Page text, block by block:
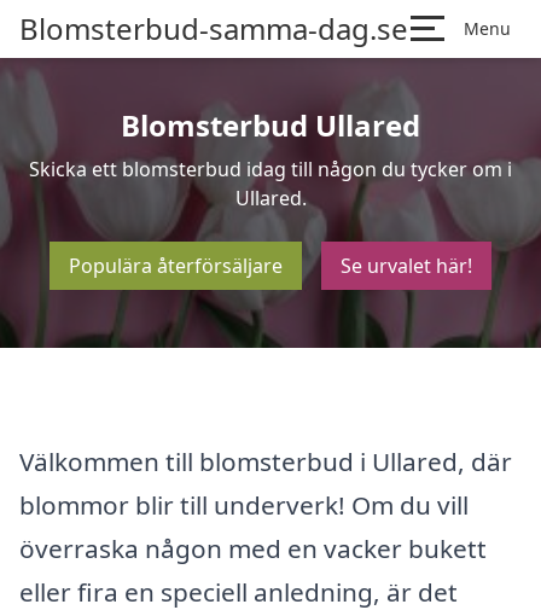
Blomsterbud-samma-dag.se Menu
Blomsterbud Ullared
Skicka ett blomsterbud idag till någon du tycker om i
Ullared.
Populära återförsäljare Se urvalet här!
Välkommen till blomsterbud i Ullared, där
blommor blir till underverk! Om du vill
överraska någon med en vacker bukett
eller fira en speciell anledning, är det